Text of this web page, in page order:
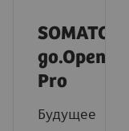
SOMATOM
go.Open
Pro
Будущее